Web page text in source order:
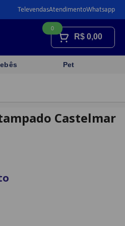
TelevendasAtendimentoWhatsapp
R$ 0,00
0
Pet
Castelmar